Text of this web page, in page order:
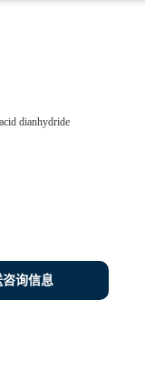
dianhydride
咨询信息